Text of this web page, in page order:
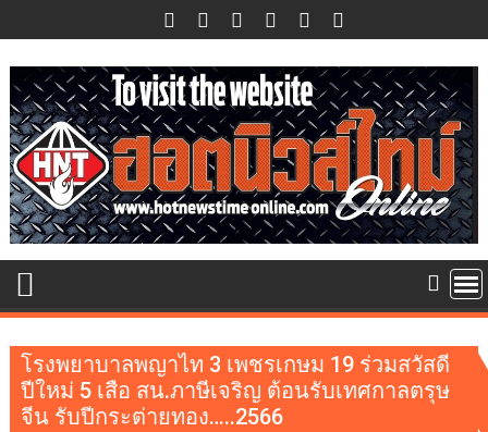
to
content
โรงพยาบาลพญาไท 3 เพชรเกษม 19 ร่วมสวัสดี
ปีใหม่ 5 เสือ สน.ภาษีเจริญ ต้อนรับเทศกาลตรุษ
จีน รับปีกระต่ายทอง…..2566